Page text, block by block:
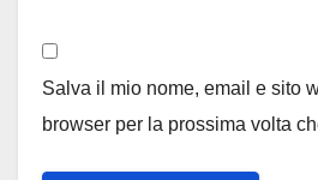
Salva il mio nome, email e sito
browser per la prossima volta